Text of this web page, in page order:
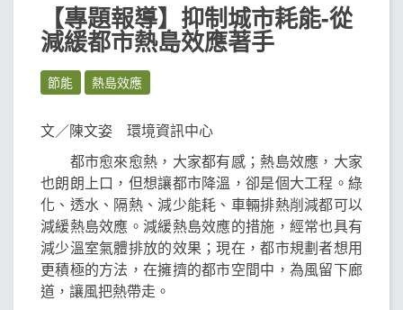
【專題報導】抑制城市耗能-從
減緩都市熱島效應著手
節能 熱島效應
文／陳文姿 環境資訊中心
都市愈來愈熱，大家都有感；熱島效應，大家
也朗朗上口，但想讓都市降溫，卻是個大工程。綠
化、透水、隔熱、減少能耗、車輛排熱削減都可以
減緩熱島效應。減緩熱島效應的措施，經常也具有
減少溫室氣體排放的效果；現在，都市規劃者想用
更積極的方法，在擁擠的都市空間中，為風留下廊
道，讓風把熱帶走。